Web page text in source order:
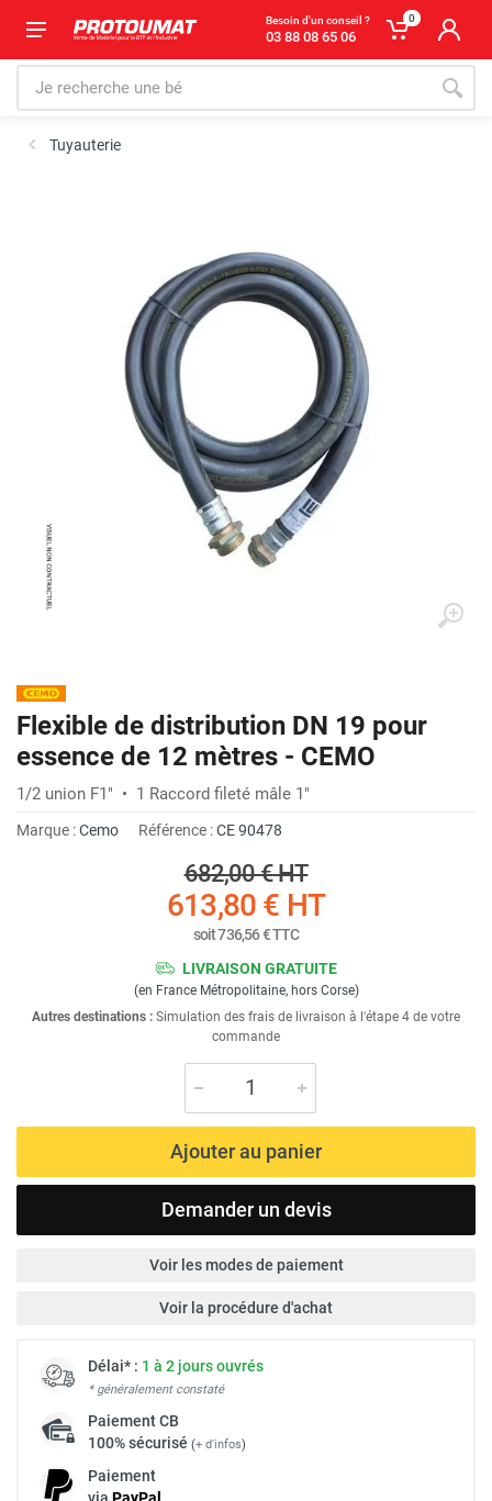
Besoin d'un conseil ?
03 88 08 65 06
0
Tuyauterie
Flexible de distribution DN 19 pour
essence de 12 mètres - CEMO
1/2 union F1" • 1 Raccord fileté mâle 1"
Marque :Cemo Référence :CE 90478
682,00 €HT
613,80 € HT
soit736,56 €TTC
LIVRAISON GRATUITE
(en France Métropolitaine, hors Corse)
Autres destinations : Simulation des frais de livraison à l'étape 4 de votre
commande
Ajouter au panier
Demander un devis
Voir les modes de paiement
Voir la procédure d'achat
Délai* : 1 à 2 jours ouvrés
* généralement constaté
PaiementCB
100% sécurisé (+ d'infos)
Paiement
via PayPal